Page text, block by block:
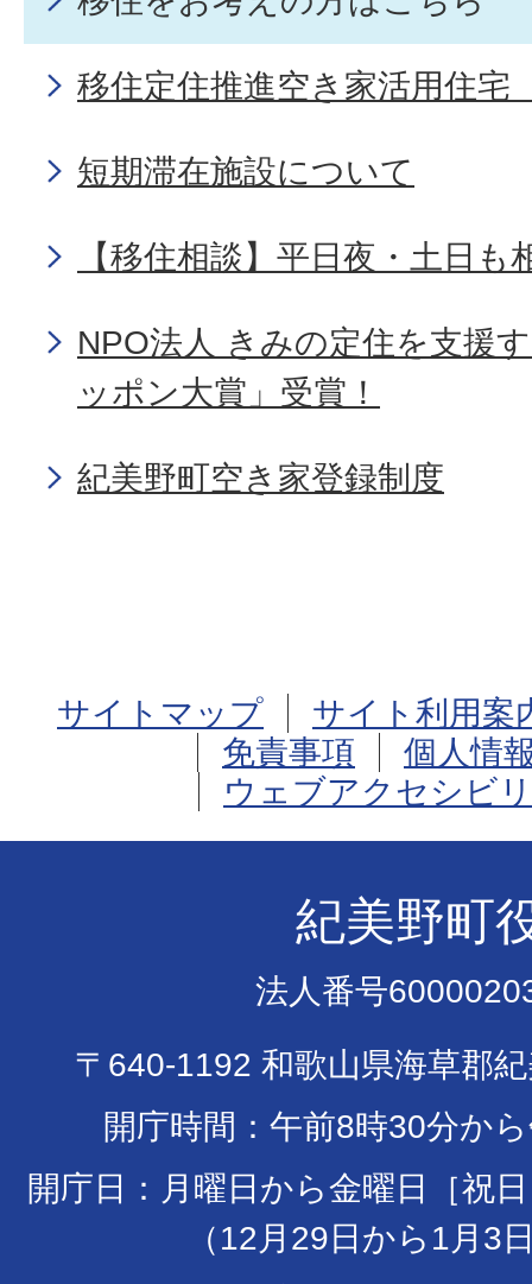
移住定住推進空き家活用住宅
短期滞在施設について
【移住相談】平日夜・土日も
NPO法人 きみの定住を支援
ッポン大賞」受賞！
紀美野町空き家登録制度
サイトマップ
サイト利用案
免責事項
個人情
ウェブアクセシビ
紀美野町
法人番号
〒640-1192 和歌山県海草郡
開庁時間：午前8時30分か
開庁日：月曜日から金曜日［祝
（12月29日から1月3